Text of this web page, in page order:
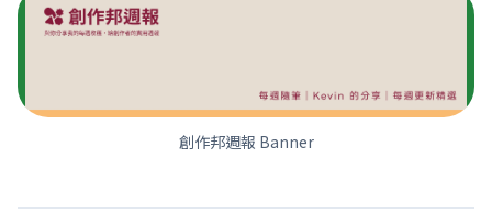
創作邦週報 Banner